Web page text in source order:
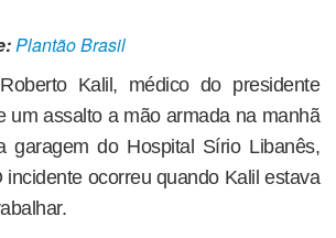
Plantão Brasil
Kalil, médico do presidente
um assalto a mão armada na manhã
garagem do Hospital Sírio Libanês,
ocorreu quando Kalil estava